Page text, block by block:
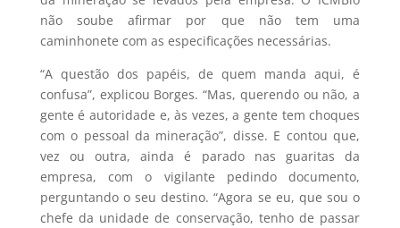
não soube afirmar por que não tem uma
caminhonete com as especificações necessárias.
“A questão dos papéis, de quem manda aqui, é
confusa”, explicou Borges. “Mas, querendo ou não, a
gente é autoridade e, às vezes, a gente tem choques
com o pessoal da mineração”, disse. E contou que,
vez ou outra, ainda é parado nas guaritas da
empresa, com o vigilante pedindo documento,
perguntando o seu destino. “Agora se eu, que sou o
chefe da unidade de conservação, tenho de passar